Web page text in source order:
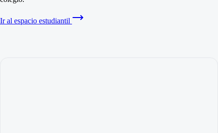
Ir al espacio estudiantil